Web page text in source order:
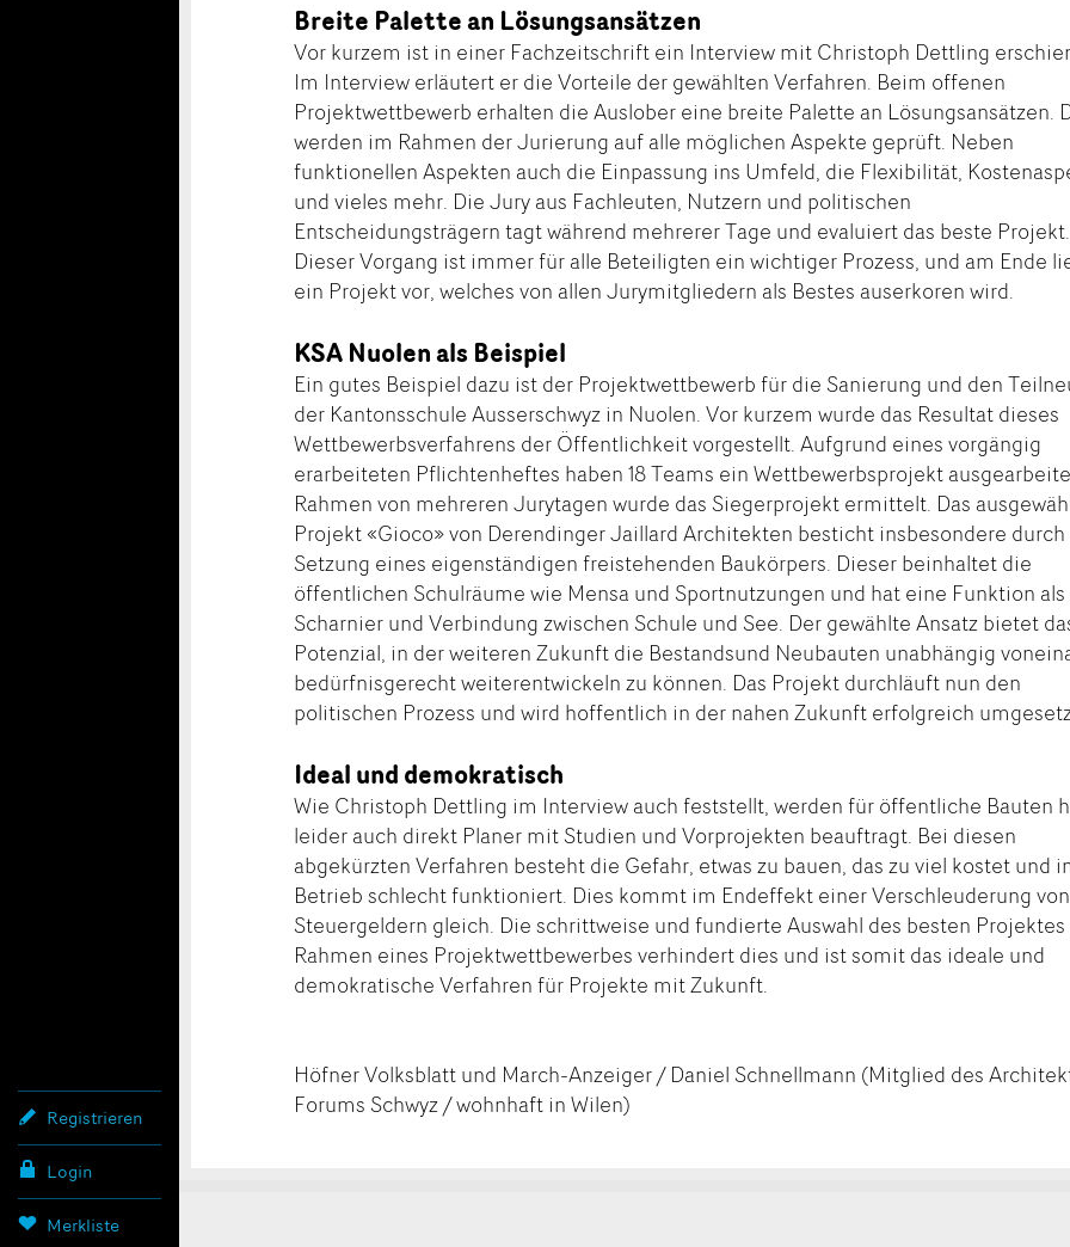
Registrieren
Login
Merkliste
Breite Palette an Lösungsansätzen
Vor kurzem ist in einer Fachzeitschrift ein Interview mit Christoph Dettling
Im Interview erläutert er die Vorteile der gewählten Verfahren. Beim offenen
Projektwettbewerb erhalten die Auslober eine breite Palette an Lösungsansätzen.
werden im Rahmen der Jurierung auf alle möglichen Aspekte geprüft. Neben
funktionellen Aspekten auch die Einpassung ins Umfeld, die Flexibilität,
und vieles mehr. Die Jury aus Fachleuten, Nutzern und politischen
Entscheidungsträgern tagt während mehrerer Tage und evaluiert das beste Projekt.
Dieser Vorgang ist immer für alle Beteiligten ein wichtiger Prozess, und am Ende
ein Projekt vor, welches von allen Jurymitgliedern als Bestes auserkoren wird.
KSA Nuolen als Beispiel
Ein gutes Beispiel dazu ist der Projektwettbewerb für die Sanierung und den
der Kantonsschule Ausserschwyz in Nuolen. Vor kurzem wurde das Resultat dieses
Wettbewerbsverfahrens der Öffentlichkeit vorgestellt. Aufgrund eines vorgängig
erarbeiteten Pflichtenheftes haben 18 Teams ein Wettbewerbsprojekt
Rahmen von mehreren Jurytagen wurde das Siegerprojekt ermittelt. Das
Projekt «Gioco» von Derendinger Jaillard Architekten besticht insbesondere durch
Setzung eines eigenständigen freistehenden Baukörpers. Dieser beinhaltet die
öffentlichen Schulräume wie Mensa und Sportnutzungen und hat eine Funktion als
Scharnier und Verbindung zwischen Schule und See. Der gewählte Ansatz bietet
Potenzial, in der weiteren Zukunft die Bestandsund Neubauten unabhängig
bedürfnisgerecht weiterentwickeln zu können. Das Projekt durchläuft nun den
politischen Prozess und wird hoffentlich in der nahen Zukunft erfolgreich
Ideal und demokratisch
Wie Christoph Dettling im Interview auch feststellt, werden für öffentliche Bauten
leider auch direkt Planer mit Studien und Vorprojekten beauftragt. Bei diesen
abgekürzten Verfahren besteht die Gefahr, etwas zu bauen, das zu viel kostet und
Betrieb schlecht funktioniert. Dies kommt im Endeffekt einer Verschleuderung von
Steuergeldern gleich. Die schrittweise und fundierte Auswahl des besten Projektes
Rahmen eines Projektwettbewerbes verhindert dies und ist somit das ideale und
demokratische Verfahren für Projekte mit Zukunft.
Höfner Volksblatt und March-Anzeiger / Daniel Schnellmann (Mitglied des
Forums Schwyz / wohnhaft in Wilen)